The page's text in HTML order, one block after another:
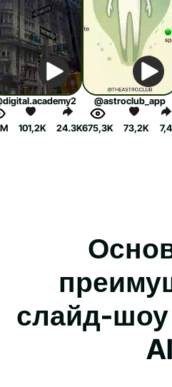
101,2K 24.3K
@astroclub_app
675,3K 73,2K
слайд-шоу
AI